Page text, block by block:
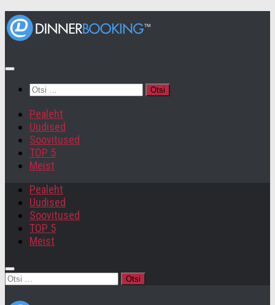
Otsi:
Pealeht
Uudised
Soovitused
TOP 5
Meist
Pealeht
Uudised
Soovitused
TOP 5
Meist
Otsi: